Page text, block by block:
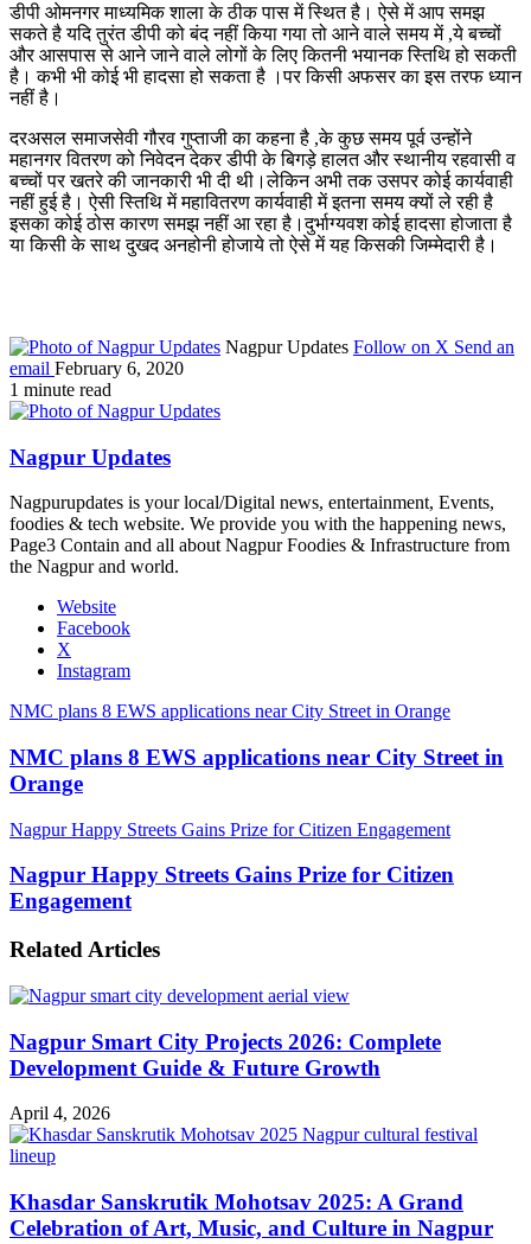
डीपी ओमनगर माध्यमिक शाला के ठीक पास में स्थित है। ऐसे में आप समझ
सकते है यदि तुरंत डीपी को बंद नहीं किया गया तो आने वाले समय में ,ये बच्चों
और आसपास से आने जाने वाले लोगों के लिए कितनी भयानक स्तिथि हो सकती
है। कभी भी कोई भी हादसा हो सकता है ।पर किसी अफसर का इस तरफ ध्यान
नहीं है।
दरअसल समाजसेवी गौरव गुप्ताजी का कहना है ,के कुछ समय पूर्व उन्होंने
महानगर वितरण को निवेदन देकर डीपी के बिगड़े हालत और स्थानीय रहवासी व
बच्चों पर खतरे की जानकारी भी दी थी।लेकिन अभी तक उसपर कोई कार्यवाही
नहीं हुई है। ऐसी स्तिथि में महावितरण कार्यवाही में इतना समय क्यों ले रही है
इसका कोई ठोस कारण समझ नहीं आ रहा है।दुर्भाग्यवश कोई हादसा होजाता है
या किसी के साथ दुखद अनहोनी होजाये तो ऐसे में यह किसकी जिम्मेदारी है।
Nagpur Updates Follow on X Send an
email February 6, 2020
1 minute read
Nagpur Updates
Nagpurupdates is your local/Digital news, entertainment, Events,
foodies & tech website. We provide you with the happening news,
Page3 Contain and all about Nagpur Foodies & Infrastructure from
the Nagpur and world.
Website
Facebook
X
Instagram
NMC plans 8 EWS applications near City Street in Orange
NMC plans 8 EWS applications near City Street in
Orange
Nagpur Happy Streets Gains Prize for Citizen Engagement
Nagpur Happy Streets Gains Prize for Citizen
Engagement
Related Articles
Nagpur Smart City Projects 2026: Complete
Development Guide & Future Growth
April 4, 2026
Khasdar Sanskrutik Mohotsav 2025: A Grand
Celebration of Art, Music, and Culture in Nagpur